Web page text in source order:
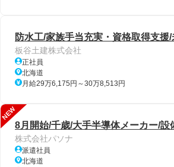
防水工/家族手当充実・資格取得支援
板谷土建株式会社
正社員
北海道
月給29万6,175円～30万8,513円
NEW
8月開始/千歳/大手半導体メーカー/
株式会社パソナ
派遣社員
北海道